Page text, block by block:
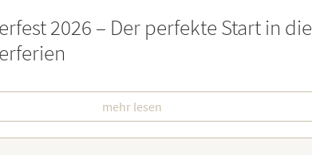
zu Ehren besonders engagierter
mehr lesen